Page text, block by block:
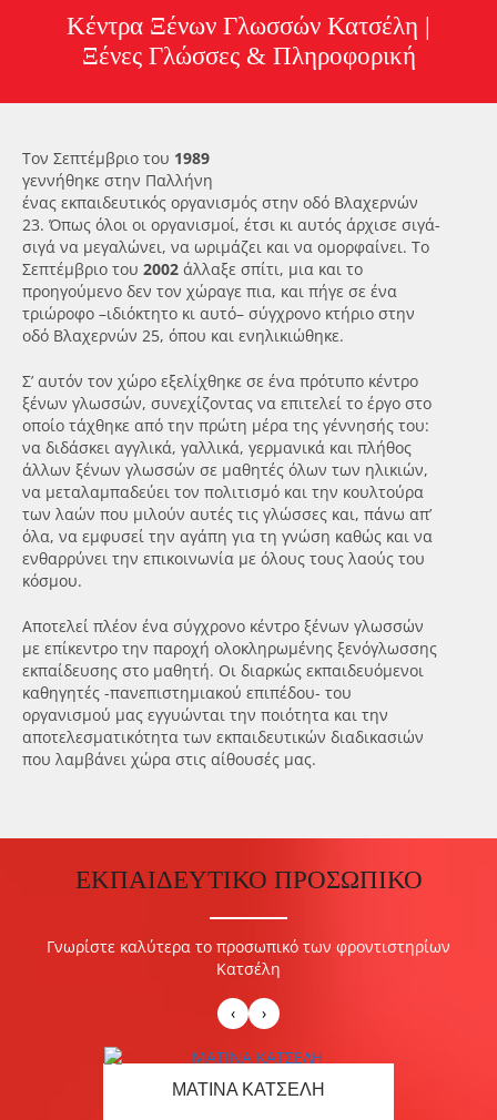
Κέντρα Ξένων Γλωσσών Κατσέλη |
Ξένες Γλώσσες & Πληροφορική
Τον Σεπτέμβριο του 1989
γεννήθηκε στην Παλλήνη
ένας εκπαιδευτικός οργανισμός στην οδό Βλαχερνών
23. Όπως όλοι οι οργανισμοί, έτσι κι αυτός άρχισε σιγά-
σιγά να μεγαλώνει, να ωριμάζει και να ομορφαίνει. Το
Σεπτέμβριο του 2002 άλλαξε σπίτι, μια και το
προηγούμενο δεν τον χώραγε πια, και πήγε σε ένα
τριώροφο –ιδιόκτητο κι αυτό– σύγχρονο κτήριο στην
οδό Βλαχερνών 25, όπου και ενηλικιώθηκε.
Σ’ αυτόν τον χώρο εξελίχθηκε σε ένα πρότυπο κέντρο
ξένων γλωσσών, συνεχίζοντας να επιτελεί το έργο στο
οποίο τάχθηκε από την πρώτη μέρα της γέννησής του:
να διδάσκει αγγλικά, γαλλικά, γερμανικά και πλήθος
άλλων ξένων γλωσσών σε μαθητές όλων των ηλικιών,
να μεταλαμπαδεύει τον πολιτισμό και την κουλτούρα
των λαών που μιλούν αυτές τις γλώσσες και, πάνω απ’
όλα, να εμφυσεί την αγάπη για τη γνώση καθώς και να
ενθαρρύνει την επικοινωνία με όλους τους λαούς του
κόσμου.
Αποτελεί πλέον ένα σύγχρονο κέντρο ξένων γλωσσών
με επίκεντρο την παροχή ολοκληρωμένης ξενόγλωσσης
εκπαίδευσης στο μαθητή. Οι διαρκώς εκπαιδευόμενοι
καθηγητές -πανεπιστημιακού επιπέδου- του
οργανισμού μας εγγυώνται την ποιότητα και την
αποτελεσματικότητα των εκπαιδευτικών διαδικασιών
που λαμβάνει χώρα στις αίθουσές μας.
ΕΚΠΑΙΔΕΥΤΙΚΟ ΠΡΟΣΩΠΙΚΟ
Γνωρίστε καλύτερα το προσωπικό των φροντιστηρίων
Κατσέλη
ΜΑΤΙΝΑ ΚΑΤΣΕΛΗ